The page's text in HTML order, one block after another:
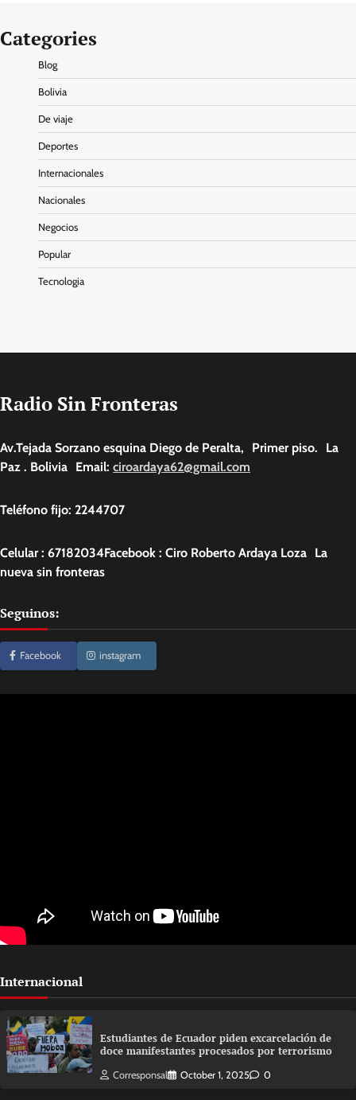
Categories
Blog
Bolivia
De viaje
Deportes
Internacionales
Nacionales
Negocios
Popular
Tecnologia
Radio Sin Fronteras
Av.Tejada Sorzano esquina Diego de Peralta, Primer piso. La
Paz . Bolivia Email: ciroardaya62@gmail.com
Teléfono fijo: 2244707
Celular : 67182034Facebook : Ciro Roberto Ardaya Loza La
nueva sin fronteras
Seguinos:
Facebook instagram
Internacional
Estudiantes de Ecuador piden excarcelación de
doce manifestantes procesados por terrorismo
Corresponsal October 1, 2025 0